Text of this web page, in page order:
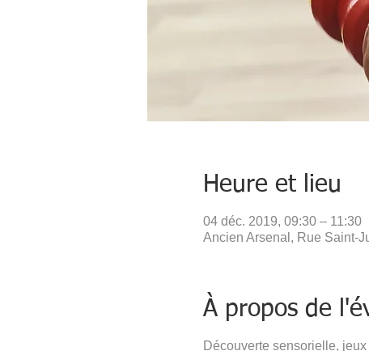
Heure et lieu
04 déc. 2019, 09:30 – 11:30
Ancien Arsenal, Rue Saint-
À propos de
Découverte sensorielle,